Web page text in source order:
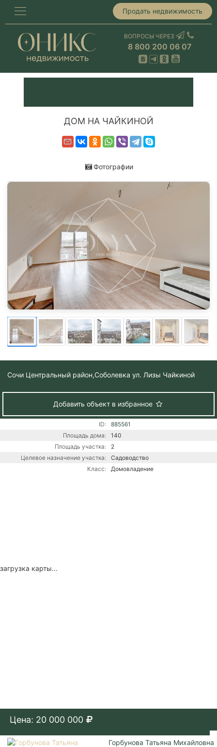
Продать недвижимость
ВОПРОСЫ ЧЕРЕЗ
8 800 200 06 07
ДОМ НА ЧАЙКИНОЙ
Фотографии
Сочи Центральный район,Соболевка ул. Лизы Чайкиной
Добавить объект в избранное
ID:
885561
Площадь дома:
140
Площадь участка:
2
Целевое назначение участка:
Садоводство
Класс:
Домовладение
загрузка карты...
Цена: 20 000 000
Горбунова Татьяна Михайловна